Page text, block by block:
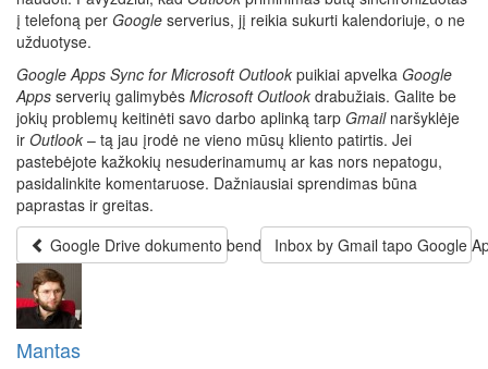
į telefoną per Google serverius, jį reikia sukurti kalendoriuje, o ne
užduotyse.
Google Apps Sync for Microsoft Outlook puikiai apvelka Google
Apps serverių galimybės Microsoft Outlook drabužiais. Galite be
jokių problemų keitinėti savo darbo aplinką tarp Gmailnaršyklėje
ir Outlook – tą jau įrodė ne vieno mūsų kliento patirtis. Jei
pastebėjote kažkokių nesuderinamumų ar kas nors nepatogu,
pasidalinkite komentaruose. Dažniausiai sprendimas būna
paprastas ir greitas.
Google Drive dokumento bendrinimas ribotam terminui
Inbox by Gmail tapo Google
Mantas